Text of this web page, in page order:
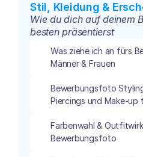
Stil, Kleidung &
Wie du dich auf deinem
besten präsentierst
Was ziehe ich an fürs
Männer & Frauen
Bewerbungsfoto
Piercings und Make-up
Farbenwahl &
Bewerbungsfoto